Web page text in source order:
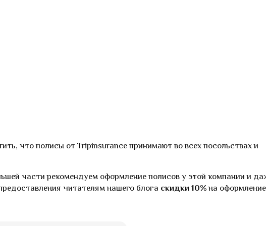
что полисы от Tripinsurance принимают во всех посольствах и
части рекомендуем оформление полисов у этой компании и
читателям нашего блога скидки 10%на оформление